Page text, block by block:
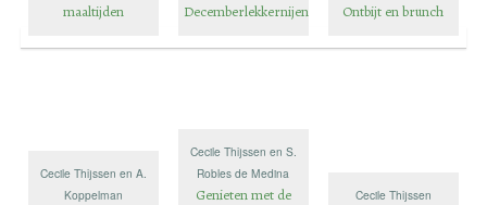
maaltijden
Decemberlekkernijen
Ontbijt en brunch
Cecile Thijssen en A.
Koppelman
Cecile Thijssen en S.
Robles de Medina
Genieten met de
Cecile Thijssen